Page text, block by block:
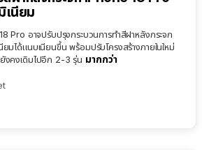
เนียม
Pro อาจปรับปรุงกระบวนการทำสีฝาหลังกระจก
ยมได้แนบเนียนขึ้น พร้อมปรับโครงสร้างภายในใหม่
งคงเดิมไปอีก 2-3 รุ่น มากกว่า